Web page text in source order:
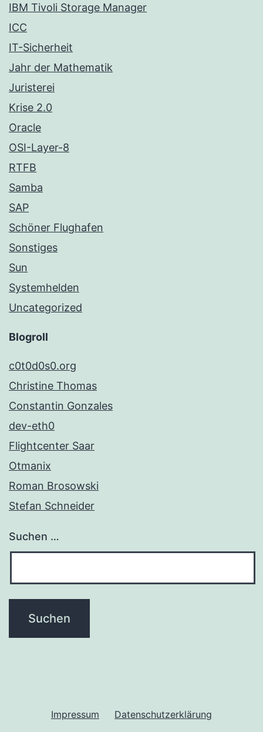
IBM Tivoli Storage Manager
ICC
IT-Sicherheit
Jahr der Mathematik
Juristerei
Krise 2.0
Oracle
OSI-Layer-8
RTFB
Samba
SAP
Schöner Flughafen
Sonstiges
Sun
Systemhelden
Uncategorized
Blogroll
c0t0d0s0.org
Christine Thomas
Constantin Gonzales
dev-eth0
Flightcenter Saar
Otmanix
Roman Brosowski
Stefan Schneider
Suchen …
Impressum Datenschutzerklärung